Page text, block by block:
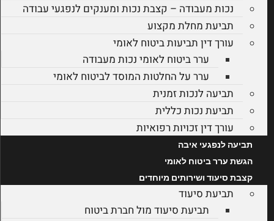
נכות מעבודה – קצבת נכות ומענקים לנפגעי עבודה
תביעת מחלת מקצוע
עורך דין תביעות ביטוח לאומי
ערר ביטוח לאומי נכות מעבודה
ערר על החלטות המוסד לביטוח לאומי
תביעה לנכות זמנית
תביעת נכות כללית
עורך דין זכויות רפואיות
תביעה לנפגעי איבה
הגשת ערר ביטוח לאומי
קצבת סיעוד ושירותים מיוחדים
תביעת סיעוד
תביעת סיעוד מול חברת ביטוח